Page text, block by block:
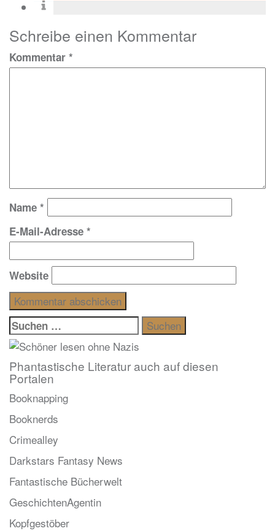
Schreibe einen Kommentar
Kommentar *
Name *
E-Mail-Adresse *
Website
Suchen
nach:
Phantastische Literatur auch auf diesen
Portalen
Booknapping
Booknerds
Crimealley
Darkstars Fantasy News
Fantastische Bücherwelt
GeschichtenAgentin
Kopfgestöber